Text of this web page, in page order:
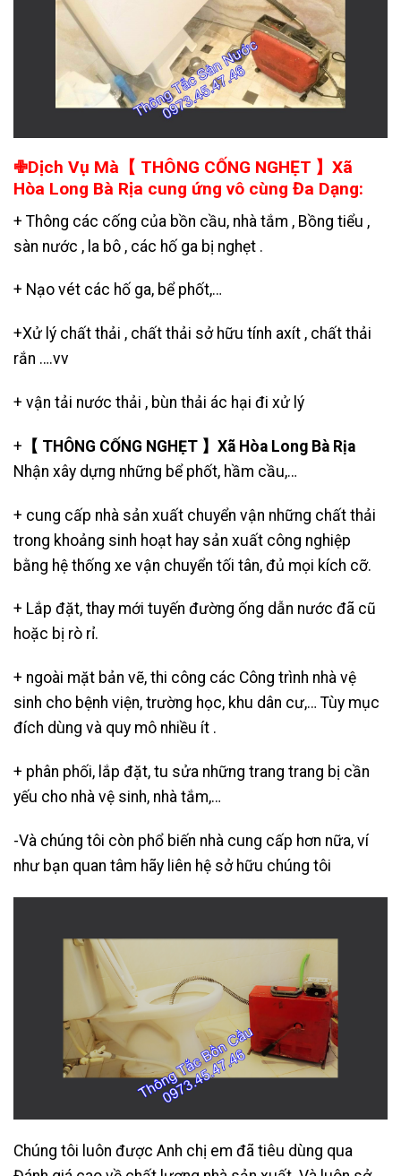
✙Dịch Vụ Mà【 THÔNG CỐNG NGHẸT 】Xã
Hòa Long Bà Rịa cung ứng vô cùng Đa Dạng:
+ Thông các cống của bồn cầu, nhà tắm , Bồng tiểu ,
sàn nước , la bô , các hố ga bị nghẹt .
+ Nạo vét các hố ga, bể phốt,…
+Xử lý chất thải , chất thải sở hữu tính axít , chất thải
rắn ….vv
+ vận tải nước thải , bùn thải ác hại đi xử lý
+ 【 THÔNG CỐNG NGHẸT 】Xã Hòa Long Bà Rịa
Nhận xây dựng những bể phốt, hầm cầu,…
+ cung cấp nhà sản xuất chuyển vận những chất thải
trong khoảng sinh hoạt hay sản xuất công nghiệp
bằng hệ thống xe vận chuyển tối tân, đủ mọi kích cỡ.
+ Lắp đặt, thay mới tuyến đường ống dẫn nước đã cũ
hoặc bị rò rỉ.
+ ngoài mặt bản vẽ, thi công các Công trình nhà vệ
sinh cho bệnh viện, trường học, khu dân cư,… Tùy mục
đích dùng và quy mô nhiều ít .
+ phân phối, lắp đặt, tu sửa những trang trang bị cần
yếu cho nhà vệ sinh, nhà tắm,…
-Và chúng tôi còn phổ biến nhà cung cấp hơn nữa, ví
như bạn quan tâm hãy liên hệ sở hữu chúng tôi
Chúng tôi luôn được Anh chị em đã tiêu dùng qua